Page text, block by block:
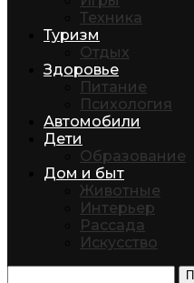
Техника
Туризм
Отдых
Здоровье
Питание
Психология
Автомобили
Дети
Образование
Дом и быт
Животные
Интерьер
Рассада
Искусство